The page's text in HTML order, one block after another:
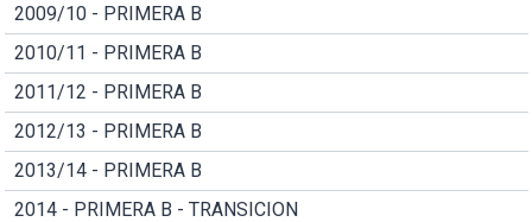
2009/10 - PRIMERA B
2010/11 - PRIMERA B
2011/12 - PRIMERA B
2012/13 - PRIMERA B
2013/14 - PRIMERA B
2014 - PRIMERA B - TRANSICION